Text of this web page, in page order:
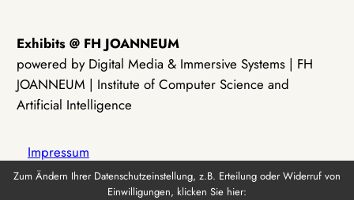
Exhibits @ FH JOANNEUM
powered by Digital Media & Immersive Systems | FH
JOANNEUM | Institute of Computer Science and
Artificial Intelligence
Impressum
Zum Ändern Ihrer Datenschutzeinstellung, z.B. Erteilung oder Widerruf von
Einwilligungen, klicken Sie hier: